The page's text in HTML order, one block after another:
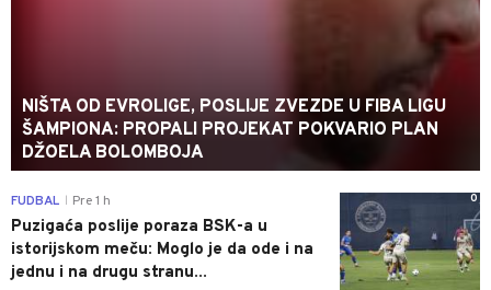
NIŠTA OD EVROLIGE, POSLIJE ZVEZDE U FIBA LIGU
ŠAMPIONA: PROPALI PROJEKAT POKVARIO PLAN
DŽOELA BOLOMBOJA
0
FUDBAL Pre 1 h
Puzigaća poslije poraza BSK-a u
istorijskom meču: Moglo je da ode i na
jednu i na drugu stranu...